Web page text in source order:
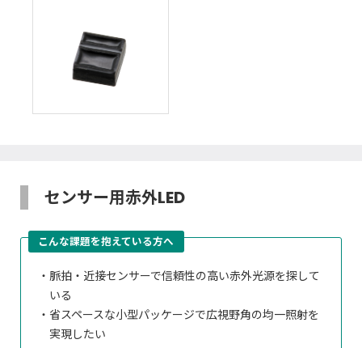
センサー用赤外LED
こんな課題を抱えている方へ
脈拍・近接センサーで信頼性の高い赤外光源を探して
いる
省スペースな小型パッケージで広視野角の均一照射を
実現したい